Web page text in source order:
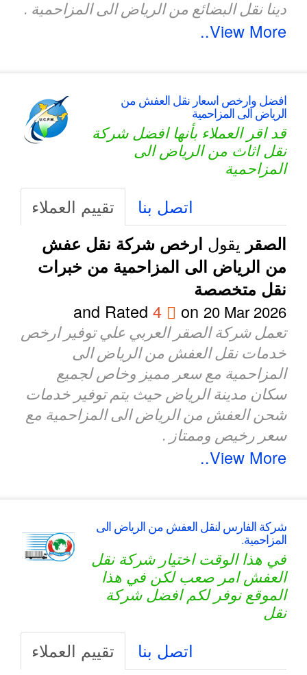
دينا نقل البضائع من الرياض الى المزاحمية .
View More..
افضل وارخص اسعار نقل العفش من
الرياض الى المزاحمية
قد اقر العملاء بأنها افضل شركة
نقل اثاث من الرياض الى
المزاحمية
تقييم العملاء اتصل بنا
الصقريقولارخص شركة نقل عفش
من الرياض الى المزاحمية من خبرات
نقل متخصصة
and Rated 4 on20 Mar 2026
تعمل شركة الصقر العربي علي توفير ارخص
خدمات نقل العفش من الرياض الى
المزاحمية مع سعر مميز وخاص لجميع
سكان مدينة الرياض حيث يتم توفير خدمات
شحن العفش من الرياض الى المزاحمية مع
سعر رخيص وممتاز .
View More..
شركة الفارس لنقل العفش من الرياض الى
المزاحمية.
في هذا الوقت اختيار شركة نقل
العفش امر صعب لكن في هذا
الموقع نوفر لكم افضل شركة
نقل
تقييم العملاء اتصل بنا